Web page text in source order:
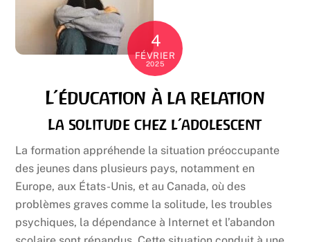
4
FÉVRIER
2025
L’éducation à la relation
La solitude chez l’adolescent
La formation appréhende la situation préoccupante
des jeunes dans plusieurs pays, notamment en
Europe, aux États-Unis, et au Canada, où des
problèmes graves comme la solitude, les troubles
psychiques, la dépendance à Internet et l’abandon